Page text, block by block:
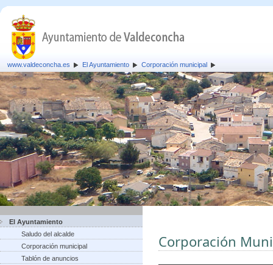
www.valdeconcha.es El Ayuntamiento Corporación municipal
El Ayuntamiento
Saludo del alcalde
Corporación municipal
Tablón de anuncios
Corporación